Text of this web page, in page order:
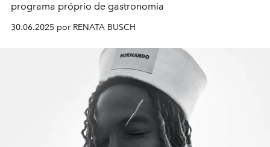
programa próprio de gastronomia
30.06.2025 por RENATA BUSCH